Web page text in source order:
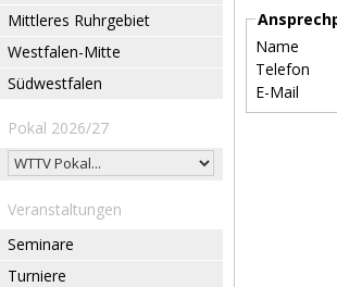
Mittleres Ruhrgebiet
Westfalen-Mitte
Südwestfalen
Pokal 2026/27
Veranstaltungen
Seminare
Turniere
Name
Telefon
E-Mail